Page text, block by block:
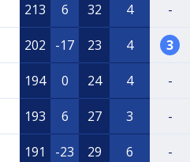
213 6 32 4 -
202 -17 23 4 3
194 0 24 4 -
193 6 27 3 -
191 -23 29 6 -